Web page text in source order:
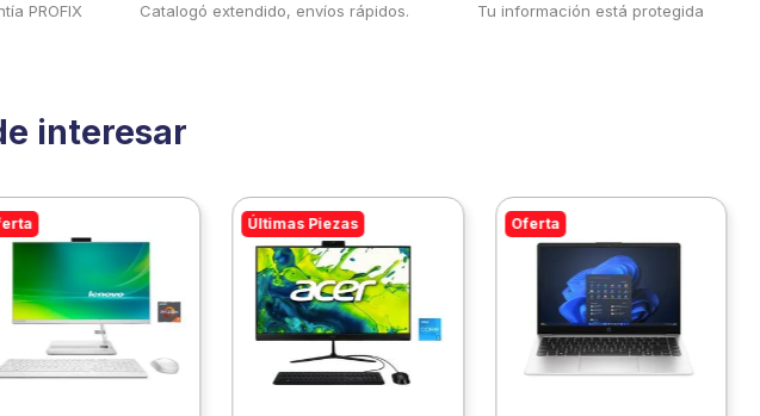
PROFIX Catalogó extendido, envíos rápidos. Tu información está protegida
interesar
Últimas Piezas Oferta